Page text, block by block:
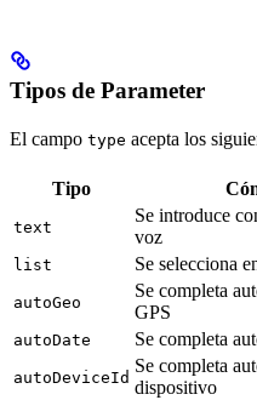
Tipos de Parameter
El campo type acepta los
Tipo
text
Se introduce
voz
list Se selecciona
autoGeo
Se completa
GPS
autoDate Se completa
autoDeviceId
Se completa
dispositivo